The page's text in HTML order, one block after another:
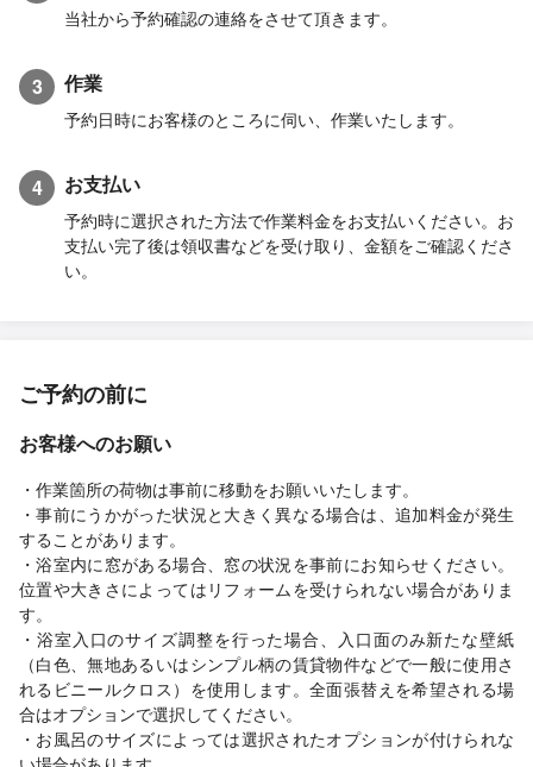
当社から予約確認の連絡をさせて頂きます。
3 作業
予約日時にお客様のところに伺い、作業いたします。
4 お支払い
予約時に選択された方法で作業料金をお支払いください。お
支払い完了後は領収書などを受け取り、金額をご確認くださ
い。
ご予約の前に
お客様へのお願い
・作業箇所の荷物は事前に移動をお願いいたします。
・事前にうかがった状況と大きく異なる場合は、追加料金が発生
することがあります。
・浴室内に窓がある場合、窓の状況を事前にお知らせください。
位置や大きさによってはリフォームを受けられない場合がありま
す。
・浴室入口のサイズ調整を行った場合、入口面のみ新たな壁紙
（白色、無地あるいはシンプル柄の賃貸物件などで一般に使用さ
れるビニールクロス）を使用します。全面張替えを希望される場
合はオプションで選択してください。
・お風呂のサイズによっては選択されたオプションが付けられな